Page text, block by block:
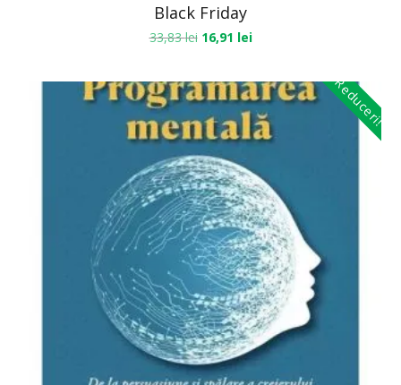
Black Friday
33,83lei 16,91 lei
Reduceri!